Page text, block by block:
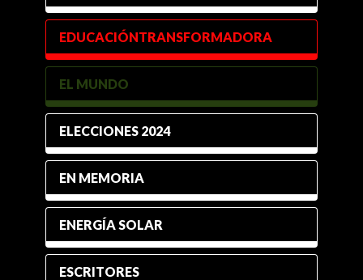
EDUCACIÓNTRANSFORMADORA
EL MUNDO
ELECCIONES 2024
EN MEMORIA
ENERGÍA SOLAR
ESCRITORES